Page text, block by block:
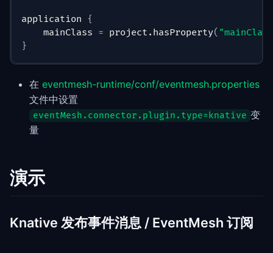
application {
    mainClass
= project.hasProperty(
}
在 eventmesh-runtime/conf/eventmesh.properties
文件中设置
eventMesh.connector.plugin.type=knative 变
量
演示
Knative 发布事件消息 / EventMesh 订阅